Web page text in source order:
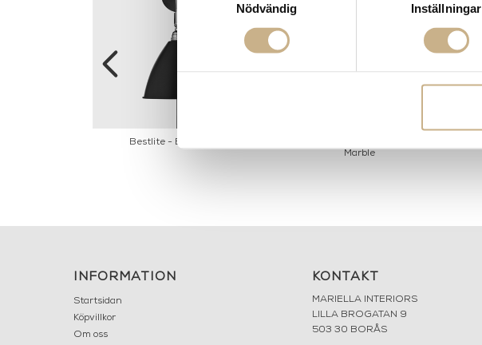
Nödvändig
Inställningar
Bestlite - BL7 Chrome
Marble
INFORMATION
Startsidan
Köpvillkor
Om oss
KONTAKT
MARIELLA INTERIORS
LILLA BROGATAN 9
503 30 BORÅS